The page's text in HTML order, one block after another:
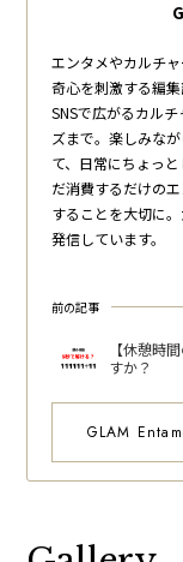
エンタメやカルチ
奇心を刺激する編
SNSで広がるカル
ズまで。楽しみな
て、日常にちょっ
だ消費するだけの
することを大切に
発信しています。
前の記事
【休憩時
すか？
GLAM